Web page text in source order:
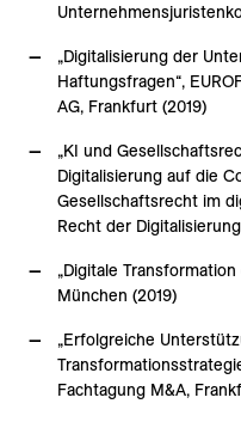
„Digitalisierung der
Haftungsfragen“,
AG, Frankfurt (2019)
„KI und
Digitalisierung auf die
Gesellschaftsrecht im
Recht der
„Digitale
München (2019)
„Erfolgreiche
Fachtagung M&A,